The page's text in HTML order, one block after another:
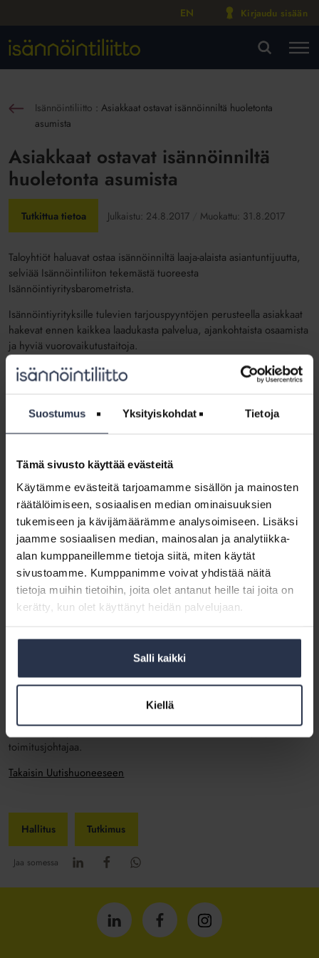
Suostumus Yksityiskohdat Tietoja
Tämä sivusto käyttää evästeitä
Käytämme evästeitä tarjoamamme sisällön ja mainosten
räätälöimiseen, sosiaalisen median ominaisuuksien
tukemiseen ja kävijämäärämme analysoimiseen. Lisäksi
jaamme sosiaalisen median, mainosalan ja analytiikka-
alan kumppaneillemme tietoja siitä, miten käytät
sivustoamme. Kumppanimme voivat yhdistää näitä
tietoja muihin tietoihin, joita olet antanut heille tai joita on
kerätty, kun olet käyttänyt heidän palvelujaan.
Salli kaikki
Kiellä
EN Kirjaudu sisään
Isännöintiliitto :Asiakkaat ostavat isännöinniltä huoletonta
asumista
Asiakkaat ostavat isännöinniltä
huoletonta asumista
Tutkittua tietoa Julkaistu: 24.8.2017 Muokattu: 31.8.2017
Taloyhtiöt haluavat ostaa isännöinniltä laaja-alaista asiantuntijuutta,
selviää Isännöintiliiton tekemästä tuoreesta
Isännöintiyritysbarometrista.
Isännöintiyrityksille tulevien tarjouspyyntöjen perusteella asiakkaat
hakevat ennen kaikkea laadukasta palvelua, ajankohtaista osaamista
ja hyviä vuorovaikutustaitoja.
– Isännöintiä ostetaan vaativana asiantuntijapalveluna, ja samalla
ostetaan huolettomuutta. Hyvä isännöinti on hallituksen turva ja sen
vaikka maailma muuttuu kovaa tahtia, sanoo Isännöintiliiton
asiantuntijaPekka Harjunkoski
Hyvä isännöinti on hallituksen turva.
Taloyhtiöiden asiat ovat muun muassa muuttuvan lainsäädännön
takia entistä monimutkaisempia. Tupakointikieltojen hakeminen ja
sähköautojen latauspisteiden suunnittelu ja toteuttaminen ovat
esimerkkejä uudenlaisista tilanteista, joissa tarvitaan isännöinnin
asiantuntijuutta.
Isännöinnin asiakkaille tarjoamat digitaaliset palvelut tulevat
parannetaan asukasviestintää.
– Isännöinti on voimakkaasti kehittyvä toimiala, joka haluaa luoda
uusia palveluja asiakkailleen, Harjunkoski sanoo.
Isännöintiyritysbarometriin 2017 vastasi 183 isännöintiyrityksen
toimitusjohtajaa.
Takaisin Uutishuoneeseen
Hallitus Tutkimus
Jaa somessa
IsännöintiliittoIsännöintiliittoIsännöintiliitto